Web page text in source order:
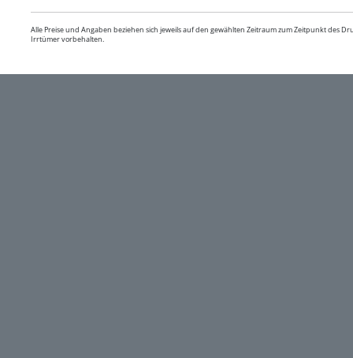
Alle Preise und Angaben beziehen sich jeweils auf den gewählten Zeitraum zum Zeitpunkt des
Irrtümer vorbehalten.